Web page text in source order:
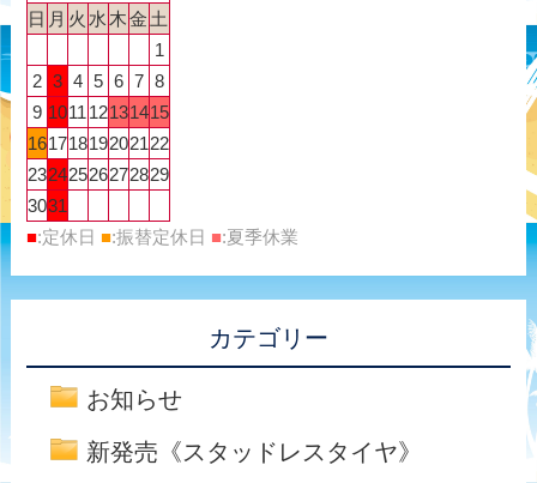
日 月 火 水 木金 土
1
2 3 4 5 6 7 8
9 1011 12131415
16171819202122
23242526272829
3031
■:定休日 ■:振替定休日 ■:夏季休業
カテゴリー
お知らせ
新発売《スタッドレスタイヤ》